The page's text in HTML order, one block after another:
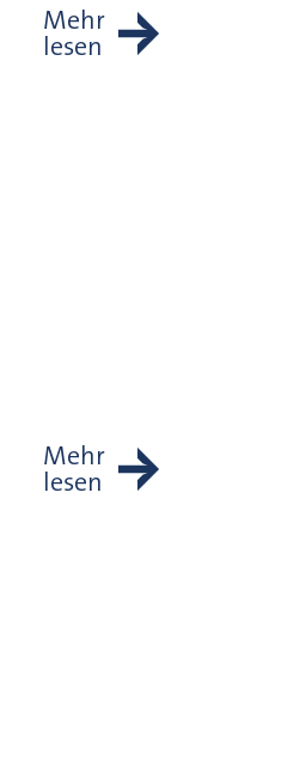
Mehr
lesen
Mehr
lesen